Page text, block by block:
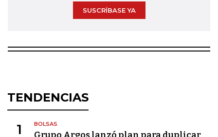
SUSCRÍBASE YA
TENDENCIAS
1 BOLSAS